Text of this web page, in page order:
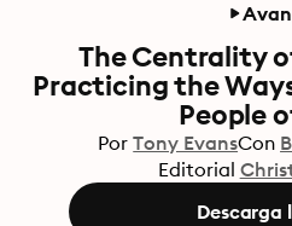
The Centrality
Practicing the
People
Por Tony EvansCon
Editorial
Descarga